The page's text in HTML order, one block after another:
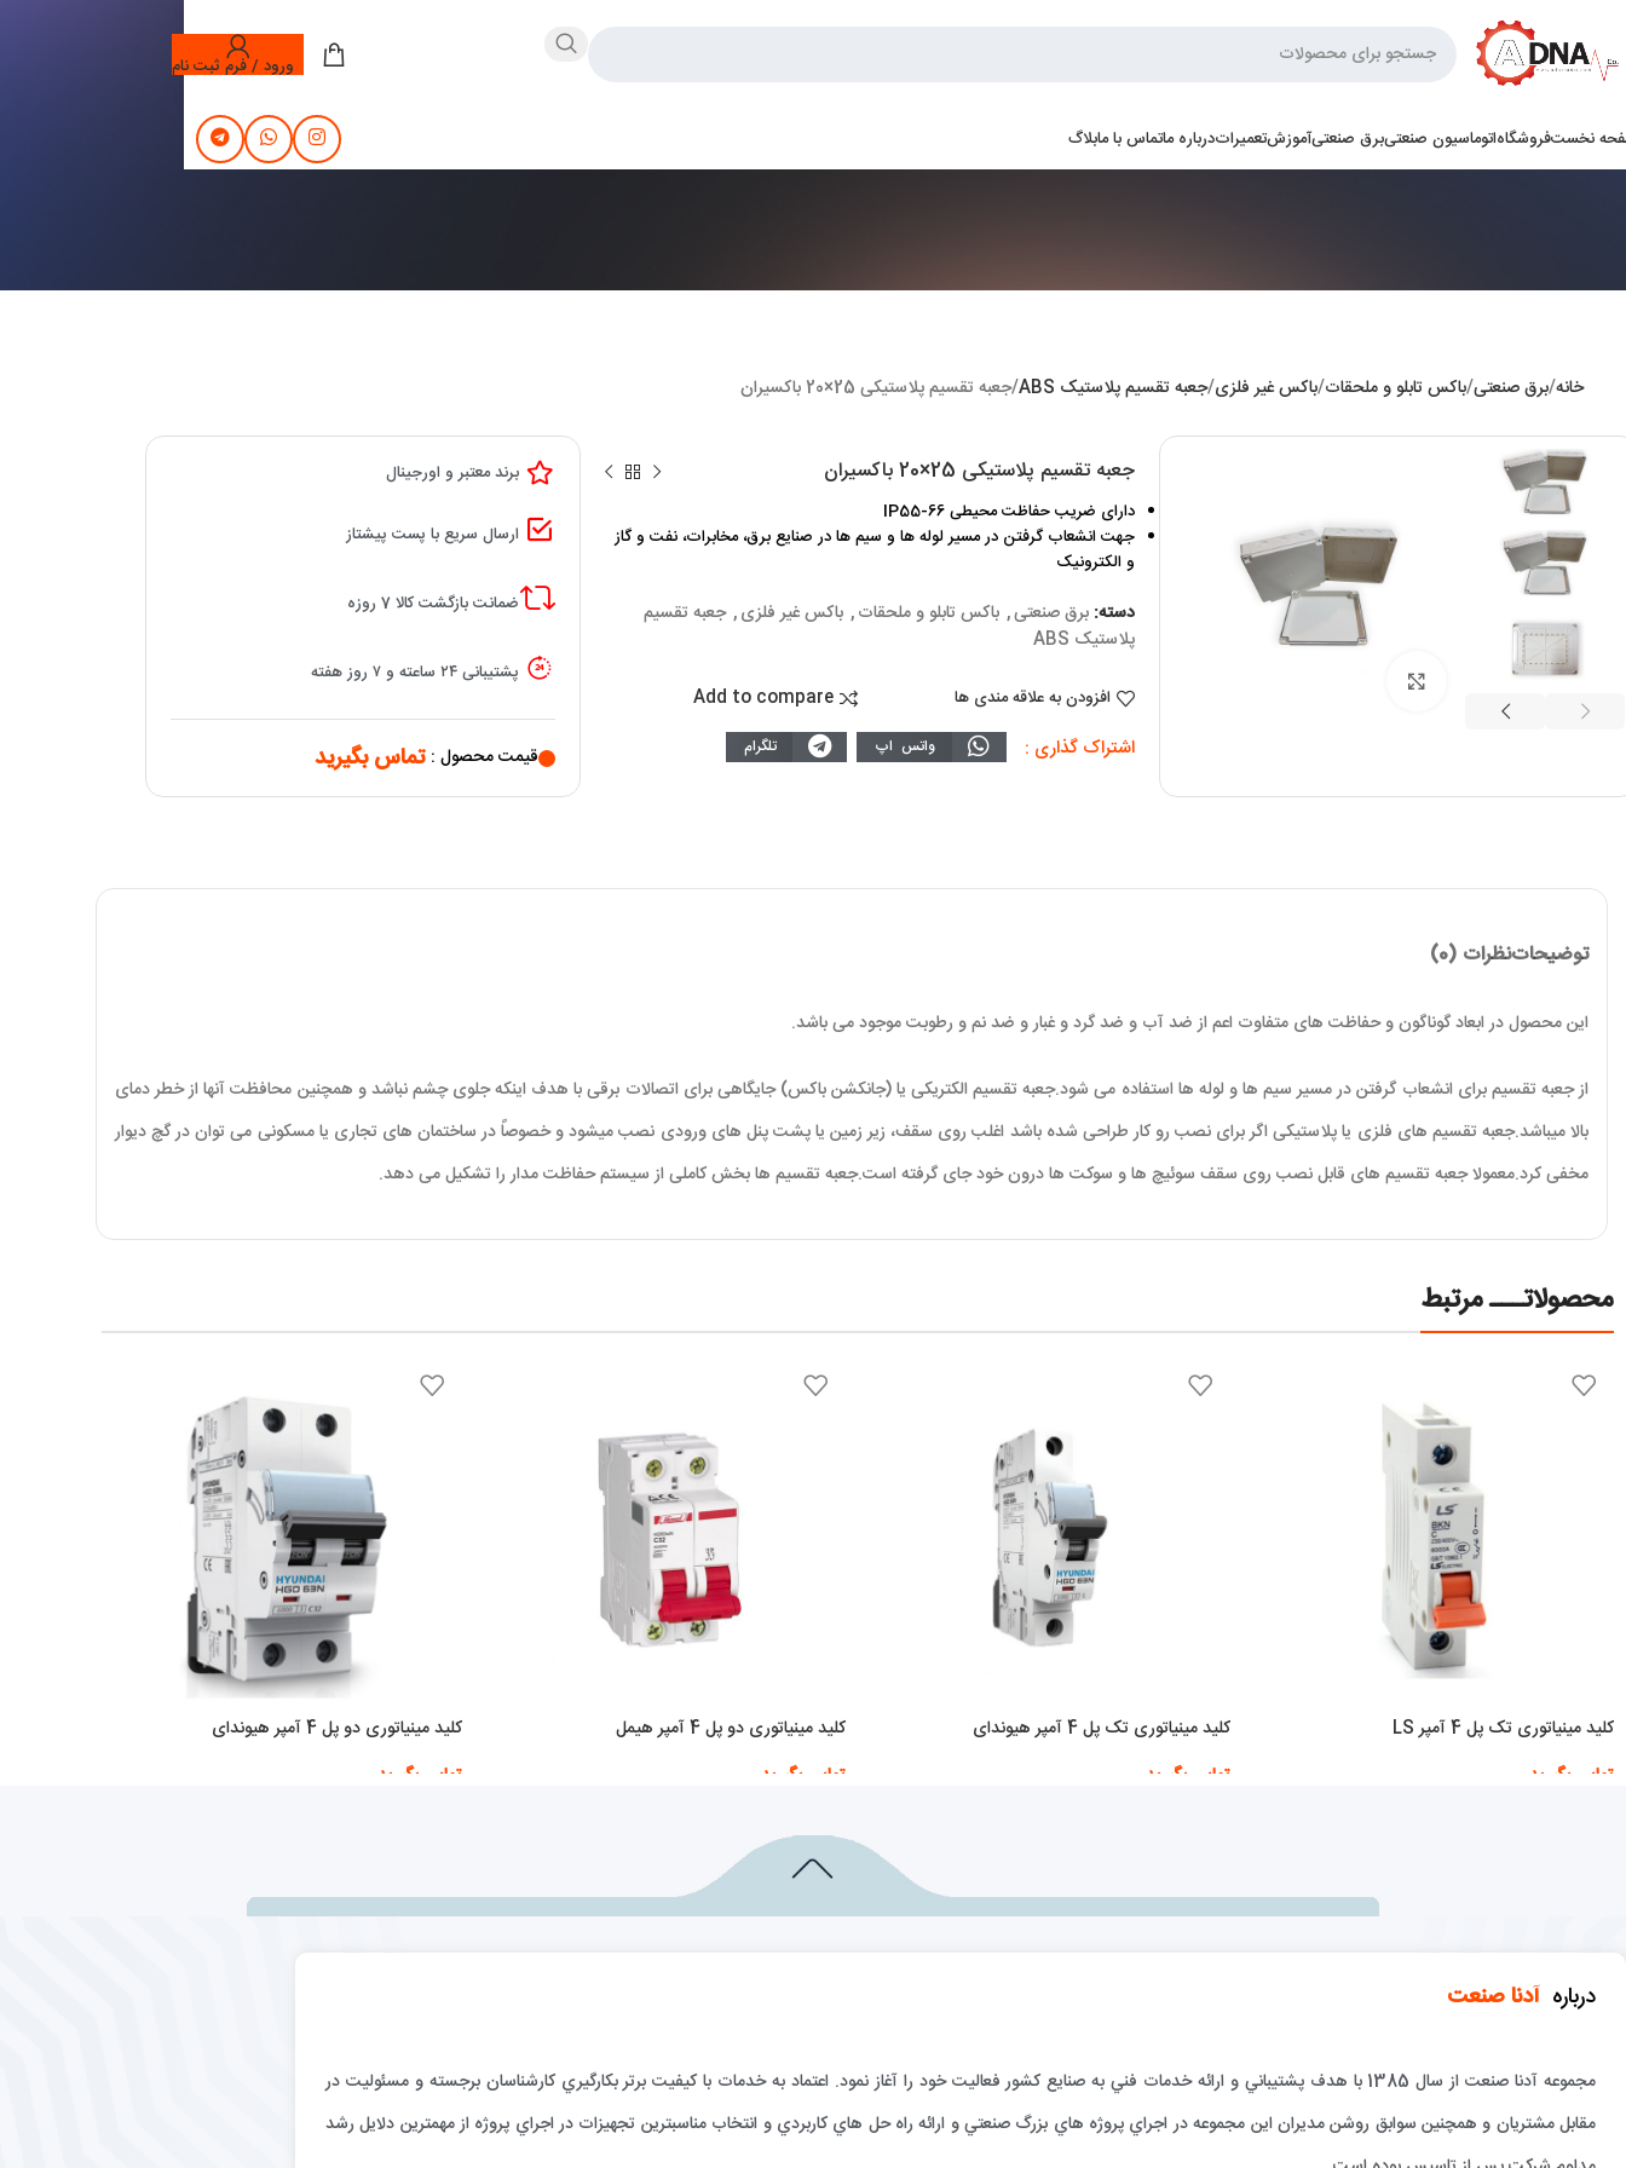
ورود / فرم ثبت نام
نخستفروشگاهاتوماسیون صنعتیبرق صنعتیآموزشتعمیراتدرباره ماتماس با مابلاگ
خانه برق صنعتی باکس تابلو و ملحقات باکس غیر فلزی جعبه تقسیم پلاستیک ABS جعبه تقسیم پلاستیکی 25×20 باکسیران
جعبه تقسیم پلاستیکی 25×20 باکسیران
دارای ضریب حفاظت محیطی IP55-66
جهت انشعاب گرفتن در مسیر لوله ها و سیم ها در صنایع برق، مخابرات، نفت و گاز
و الکترونیک
دسته: برق صنعتی, باکس تابلو و ملحقات, باکس غیر فلزی, جعبه تقسیم
پلاستیک ABS
افزودن به علاقه مندی ها Add to compare
اشتراک گذاری : واتس اپ تلگرام
برند معتبر و اورجینال
ارسال سریع با پست پیشتاز
ضمانت بازگشت کالا 7 روزه
پشتیبانی ۲۴ ساعته و ۷ روز هفته
قیمت محصول : تماس بگیرید
توضیحاتنظرات (0)
این محصول در ابعاد گوناگون و حفاظت های متفاوت اعم از ضد آب و ضد گرد و غبار و ضد نم و رطوبت موجود می باشد.
از جعبه تقسیم برای انشعاب گرفتن در مسیر سیم ها و لوله ها استفاده می شود.جعبه تقسیم الکتریکی یا (جانکشن باکس) جایگاهی برای اتصالات برقی با هدف اینکه جلوی چشم نباشد و همچنین محافظت آنها از خطر دمای
بالا میباشد.جعبه تقسیم های فلزی یا پلاستیکی اگر برای نصب رو کار طراحی شده باشد اغلب روی سقف، زیر زمین یا پشت پنل های ورودی نصب میشود و خصوصاً در ساختمان های تجاری یا مسکونی می توان در گچ دیوار
مخفی کرد.معمولا جعبه تقسیم های قابل نصب روی سقف سوئیچ ها و سوکت ها درون خود جای گرفته است.جعبه تقسیم ها بخش کاملی از سیستم حفاظت مدار را تشکیل می دهد.
محصولاتـــ مرتبط
کلید مینیاتوری تک پل 4 آمپر LS
تماس بگیرید
کلید مینیاتوری تک پل 4 آمپر هیوندای
تماس بگیرید
کلید مینیاتوری دو پل 4 آمپر هیمل
تماس بگیرید
کلید مینیاتوری دو پل 4 آمپر هیوندای
تماس بگیرید
درباره آدنا صنعت
مجموعه آدنا صنعت از سال 1385 با هدف پشتيباني و ارائه خدمات فني به صنايع كشور فعاليت خود را آغاز نمود. اعتماد به خدمات با كيفيت برتر بكارگيري كارشناسان برجسته و مسئوليت در
مقابل مشتريان و همچنين سوابق روشن مديران اين مجموعه در اجراي پروژه هاي بزرگ صنعتي و ارائه راه حل هاي كاربردي و انتخاب مناسبترين تجهيزات در اجراي پروژه از مهمترين دلايل رشد